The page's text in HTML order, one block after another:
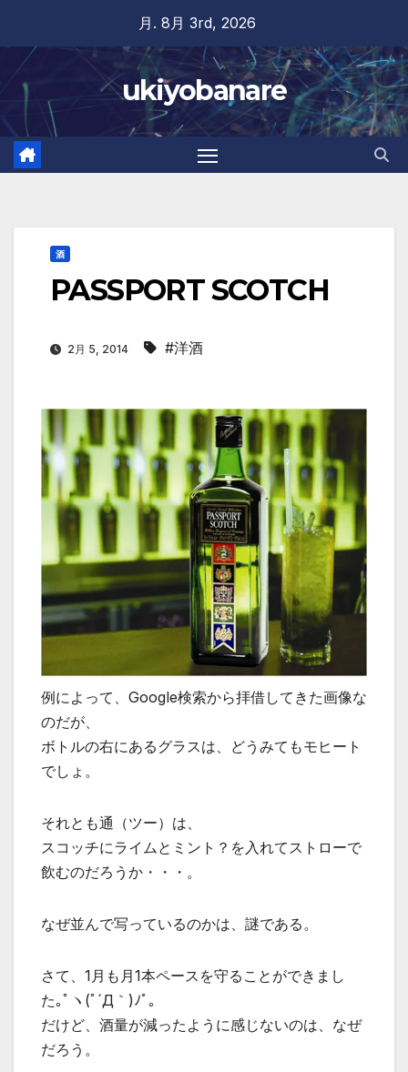
content
月. 8月 3rd, 2026
ukiyobanare
酒
PASSPORT SCOTCH
2月 5, 2014 #洋酒
例によって、Google検索から拝借してきた画像な
のだが、
ボトルの右にあるグラスは、どうみてもモヒート
でしょ。
それとも通（ツー）は、
スコッチにライムとミント？を入れてストローで
飲むのだろうか・・・。
なぜ並んで写っているのかは、謎である。
さて、1月も月1本ペースを守ることができまし
た｡ﾟヽ(ﾟ´Д｀)ﾉﾟ｡
だけど、酒量が減ったように感じないのは、なぜ
だろう。